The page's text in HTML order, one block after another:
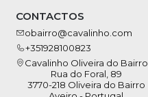
CONTACTOS
obairro@cavalinho.com
+351928100823
Cavalinho Oliveira do Bairro
Rua do Foral, 89
3770-218 Oliveira do Bairro